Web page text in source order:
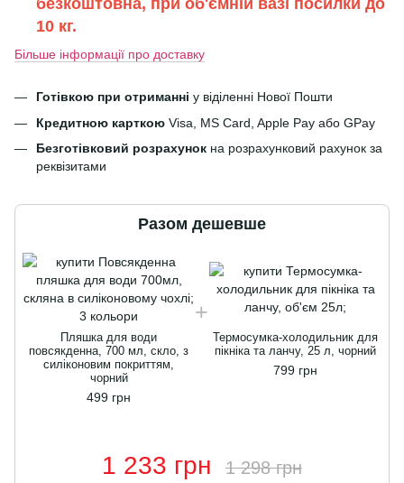
безкоштовна, при об'ємній вазі посилки до
10 кг.
Більше інформації про доставку
Готівкою при отриманні у віділенні Нової Пошти
Кредитною карткою Visa, MS Card, Apple Pay або GPay
Безготівковий розрахунок на розрахунковий рахунок за
реквізитами
Разом дешевше
Пляшка для води
повсякденна, 700 мл, скло, з
силіконовим покриттям,
чорний
499 грн
Термосумка-холодильник для
пікніка та ланчу, 25 л, чорний
799 грн
1 233 грн 1 298 грн